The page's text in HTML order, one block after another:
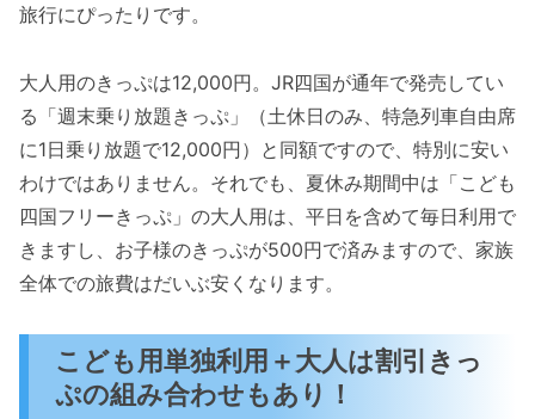
旅行にぴったりです。
大人用のきっぷは12,000円。JR四国が通年で発売してい
る「週末乗り放題きっぷ」（土休日のみ、特急列車自由席
に1日乗り放題で12,000円）と同額ですので、特別に安い
わけではありません。それでも、夏休み期間中は「こども
四国フリーきっぷ」の大人用は、平日を含めて毎日利用で
きますし、お子様のきっぷが500円で済みますので、家族
全体での旅費はだいぶ安くなります。
こども用単独利用＋大人は割引きっ
ぷの組み合わせもあり！